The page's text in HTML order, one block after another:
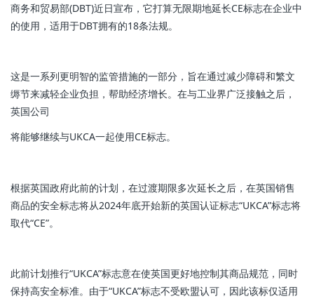
商务和贸易部(DBT)近日宣布，它打算无限期地延长CE标志在企业中
的使用，适用于DBT拥有的18条法规。
这是一系列更明智的监管措施的一部分，旨在通过减少障碍和繁文
缛节来减轻企业负担，帮助经济增长。在与工业界广泛接触之后，
英国公司
将能够继续与UKCA一起使用CE标志。
根据英国政府此前的计划，在过渡期限多次延长之后，在英国销售
商品的安全标志将从2024年底开始新的英国认证标志“UKCA”标志将
取代“CE”。
此前计划推行“UKCA”标志意在使英国更好地控制其商品规范，同时
保持高安全标准。由于“UKCA”标志不受欧盟认可，因此该标仅适用